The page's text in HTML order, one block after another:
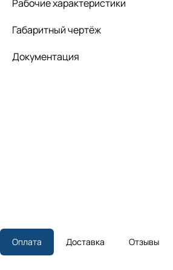
Рабочие характеристики
Габаритный чертёж
Документация
Оплата Доставка Отзывы